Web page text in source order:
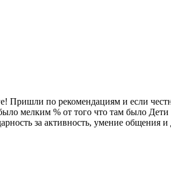
Пришли по рекомендациям и если
мелким % от того что там было
за активность, умение